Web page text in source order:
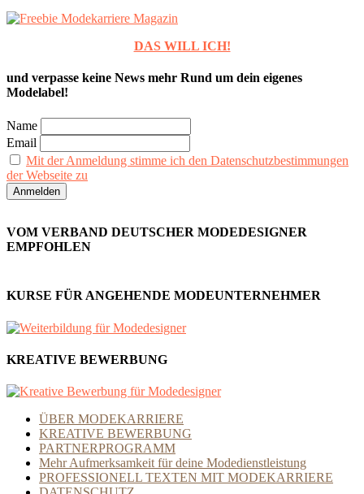
DAS WILL ICH!
und verpasse keine News mehr Rund um dein eigenes
Modelabel!
Name
Email
Mit der Anmeldung stimme ich den Datenschutzbestimmungen
der Webseite zu
VOM VERBAND DEUTSCHER MODEDESIGNER
EMPFOHLEN
KURSE FÜR ANGEHENDE MODEUNTERNEHMER
KREATIVE BEWERBUNG
ÜBER MODEKARRIERE
KREATIVE BEWERBUNG
PARTNERPROGRAMM
Mehr Aufmerksamkeit für deine Modedienstleistung
PROFESSIONELL TEXTEN MIT MODEKARRIERE